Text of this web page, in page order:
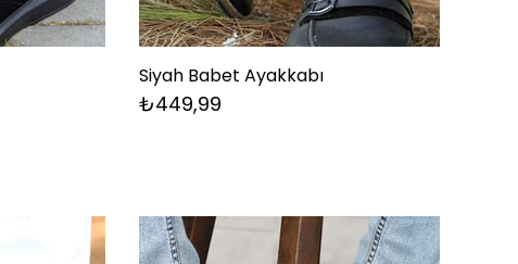
Siyah Babet Ayakkabı
₺449,99